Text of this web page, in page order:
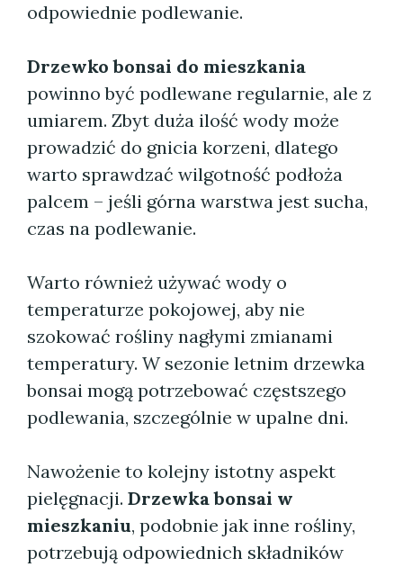
odpowiednie podlewanie.
Drzewko bonsai do mieszkania
powinno być podlewane regularnie, ale z
umiarem. Zbyt duża ilość wody może
prowadzić do gnicia korzeni, dlatego
warto sprawdzać wilgotność podłoża
palcem – jeśli górna warstwa jest sucha,
czas na podlewanie.
Warto również używać wody o
temperaturze pokojowej, aby nie
szokować rośliny nagłymi zmianami
temperatury. W sezonie letnim drzewka
bonsai mogą potrzebować częstszego
podlewania, szczególnie w upalne dni.
Nawożenie to kolejny istotny aspekt
pielęgnacji. Drzewka bonsai w
mieszkaniu, podobnie jak inne rośliny,
potrzebują odpowiednich składników